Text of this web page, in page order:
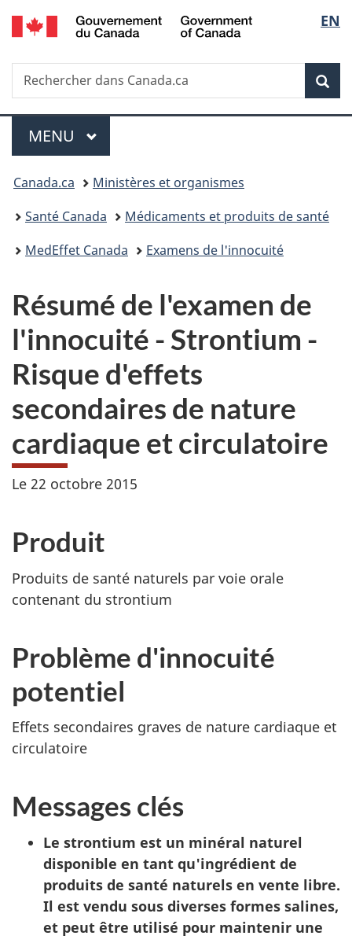
Passer
au
principal
Passer
à
Au
du
Passer
au
de
section
Passer
à
version
simplifiée
de
la
EN
Recherche
Rechercher
dans
Menu
MENU PRINCIPAL
Vous
êtes
ici :
Canada.ca
Ministères et organismes
Santé Canada
Médicaments et produits de santé
MedEffet Canada
Examens de l'innocuité
Résumé de l'examen de
l'innocuité - Strontium -
Risque d'effets
secondaires de nature
cardiaque et circulatoire
Le 22 octobre 2015
Produit
Produits de santé naturels par voie orale
contenant du strontium
Problème d'innocuité
potentiel
Effets secondaires graves de nature cardiaque et
circulatoire
Messages clés
Le strontium est un minéral naturel
disponible en tant qu'ingrédient de
produits de santé naturels en vente libre.
Il est vendu sous diverses formes salines,
et peut être utilisé pour maintenir une